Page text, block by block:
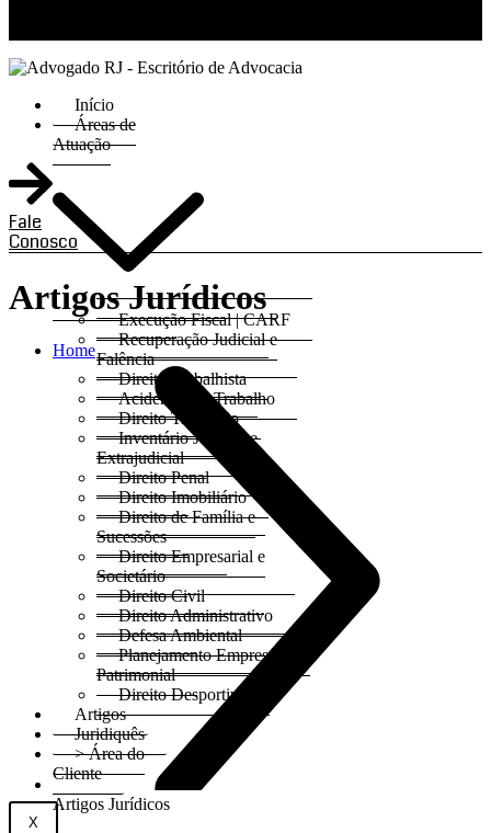
Início
Áreas de
Atuação
Execução Fiscal | CARF
Recuperação Judicial e
Falência
Direito Trabalhista
Acidentes do Trabalho
Direito Tributário
Inventário Judicial e
Extrajudicial
Direito Penal
Direito Imobiliário
Direito de Família e
Sucessões
Direito Empresarial e
Societário
Direito Civil
Direito Administrativo
Defesa Ambiental
Planejamento Empresarial e
Patrimonial
Direito Desportivo
Artigos
Juridiquês
> Área do
Cliente
X
Fale
Conosco
Artigos Jurídicos
Home
Artigos Jurídicos